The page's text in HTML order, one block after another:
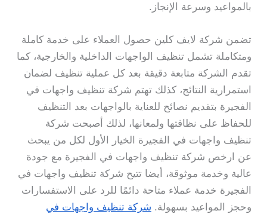
بالمواعيد وسرعة الإنجاز.
تضمن شركة لايف كلين حصول العملاء على خدمة كاملة
ومتكاملة تشمل تنظيف الواجهات الداخلية والخارجية، كما
تقدم الشركة متابعة دقيقة بعد كل عملية تنظيف لضمان
استمرارية النتائج، كذلك تهتم شركة تنظيف واجهات في
الفجيرة بتقديم نصائح للعناية بالواجهات بعد التنظيف
للحفاظ على نظافتها ولمعانها، لذلك أصبحت شركة
تنظيف واجهات في الفجيرة الخيار الأول لكل من يبحث
عن ارخص شركة تنظيف واجهات في الفجيرة مع جودة
عالية وخدمة موثوقة، أيضا تتيح شركة تنظيف واجهات في
الفجيرة خدمة عملاء متاحة دائمًا للرد على الاستفسارات
وحجز المواعيد بسهولة. شركة تنظيف واجهات في